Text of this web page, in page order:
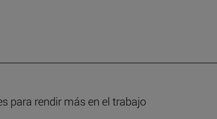
para rendir más en el trabajo